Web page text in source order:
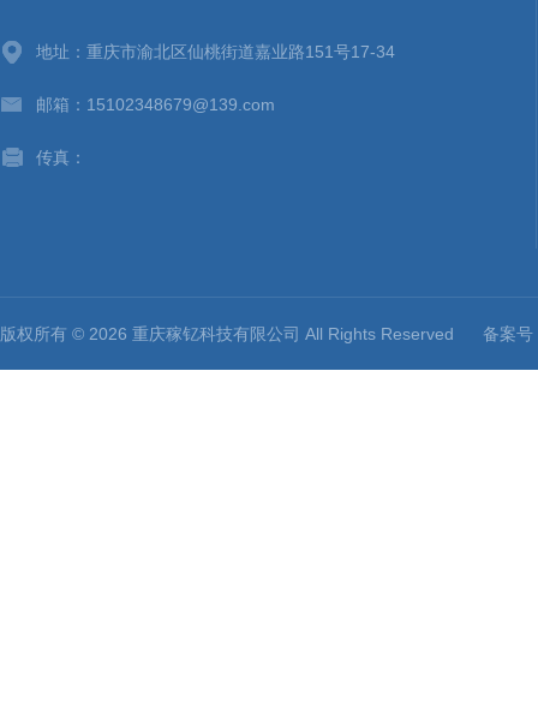
地址：重庆市渝北区仙桃街道嘉业路151号17-34
邮箱：15102348679@139.com
传真：
版权所有 © 2026 重庆稼钇科技有限公司 All Rights Reserved 备案号